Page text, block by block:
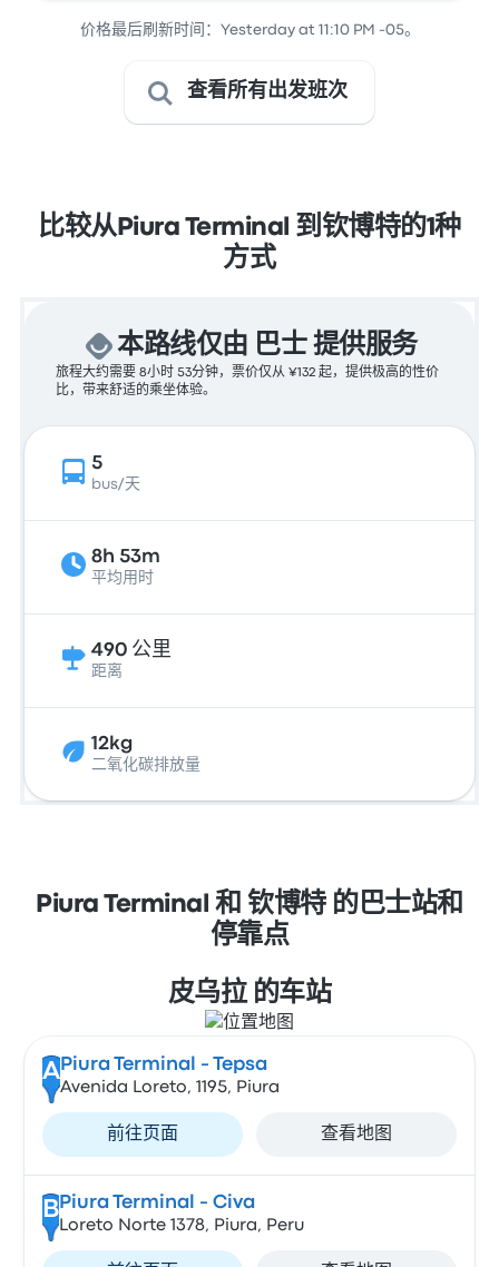
价格最后刷新时间：Yesterday at 11:10 PM -05。
查看所有出发班次
比较从Piura Terminal 到钦博特的1种
方式
本路线仅由 巴士 提供服务
旅程大约需要 8小时 53分钟，票价仅从 ¥132 起，提供极高的性价
比，带来舒适的乘坐体验。
5
bus/天
8h 53m
平均用时
490 公里
距离
12kg
二氧化碳排放量
Piura Terminal 和 钦博特 的巴士站和
停靠点
皮乌拉 的车站
A Piura Terminal - Tepsa
Avenida Loreto, 1195, Piura
前往页面 查看地图
B Piura Terminal - Civa
Loreto Norte 1378, Piura, Peru